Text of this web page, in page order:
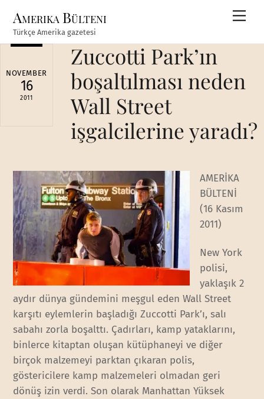
content
Amerika Bülteni
Türkçe Amerika gazetesi
NOVEMBER
16
2011
Zuccotti Park’ın
boşaltılması neden
Wall Street
işgalcilerine yaradı?
AMERİKA
BÜLTENİ
(16 Kasım
2011)
New York
polisi,
yaklaşık 2
aydır dünya gündemini meşgul eden Wall Street
karşıtı eylemlerin başladığı Zuccotti Park’ı, salı
sabahı zorla boşalttı. Çadırları, kamp yataklarını,
binlerce kitaptan oluşan kütüphaneyi ve diğer
birçok malzemeyi parktan çıkaran polis,
göstericilere kamp malzemeleri olmadan geri
dönüş izin verdi. Son olarak Manhattan Yüksek